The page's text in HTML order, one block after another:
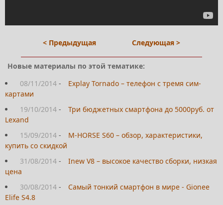
< Предыдущая Следующая >
Новые материалы по этой тематике:
08/11/2014 -
Explay Tornado – телефон с тремя сим-
картами
19/10/2014 -
Три бюджетных смартфона до 5000руб. от
Lexand
15/09/2014 -
M-HORSE S60 – обзор, характеристики,
купить со скидкой
31/08/2014 -
Inew V8 – высокое качество сборки, низкая
цена
30/08/2014 -
Самый тонкий смартфон в мире - Gionee
Elife S4.8